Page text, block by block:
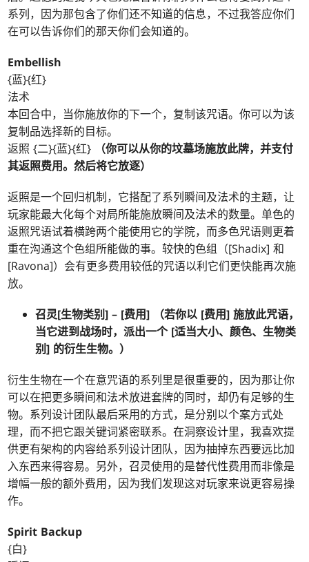
系列，因为那包含了你们还不知道的信息，不过我答应你们
在可以告诉你们的那天你们会知道的。
Embellish
{蓝}{红}
法术
本回合中，当你施放你的下一个，复制该咒语。你可以为该
复制品选择新的目标。
返照 {二}{蓝}{红}
（你可以从你的坟墓场施放此牌，并支付
其返照费用。然后将它放逐）
返照是一个回归机制，它搭配了系列瞬间及法术的主题，让
玩家能最大化每个对局所能施放瞬间及法术的数量。单色的
返照咒语试着横跨两个能使用它的学院，而多色咒语则更着
重在沟通这个色组所能做的事。较快的色组（[Shadix] 和
[Ravona]）会有更多费用较低的咒语以利它们更快能再次施
放。
召灵[生物类别] – [费用] （若你以 [费用] 施放此咒语，
当它进到战场时，派出一个 [适当大小、颜色、生物类
别] 的衍生生物。）
衍生生物在一个在意咒语的系列里是很重要的，因为那让你
可以在把更多瞬间和法术放进套牌的同时，却仍有足够的生
物。系列设计团队最后采用的方式，是分别以个案方式处
理，而不把它跟关键词紧密联系。在洞察设计里，我喜欢提
供更有架构的内容给系列设计团队，因为抽掉东西要远比加
入东西来得容易。另外，召灵使用的是替代性费用而非像是
增幅一般的额外费用，因为我们发现这对玩家来说更容易操
作。
Spirit Backup
{白}